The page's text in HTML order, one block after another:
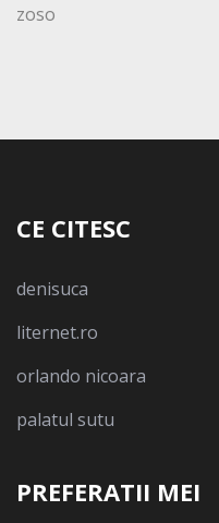
zoso
CE CITESC
denisuca
liternet.ro
orlando nicoara
palatul sutu
PREFERATII MEI